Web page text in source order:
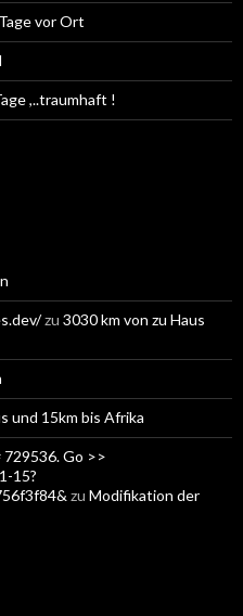
vor Ort
,..traumhaft !
zu 3030 km von zu Haus
und 15km bis Afrika
729536. Go >>
15?
zu Modifikation der